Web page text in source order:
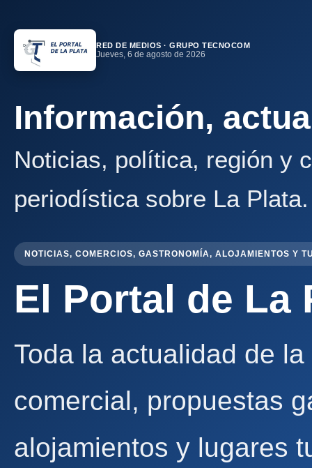
RED DE MEDIOS · GRUPO TECNOCOM
Jueves, 6 de agosto de 2026
Información,
Noticias, política, región y
periodística sobre La Plata.
NOTICIAS, COMERCIOS, GASTRONOMÍA, ALOJAMIENTOS Y
El Portal de La
Toda la actualidad de
comercial, propuestas
alojamientos y lugares